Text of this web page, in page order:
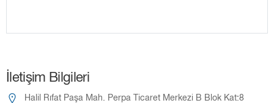
İletişim Bilgileri
Halil Rıfat Paşa Mah. Perpa Ticaret Merkezi B Blok Kat:8